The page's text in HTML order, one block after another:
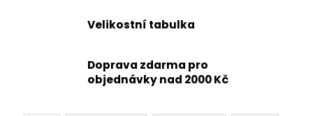
Velikostní tabulka
Doprava zdarma pro
objednávky nad 2000 Kč